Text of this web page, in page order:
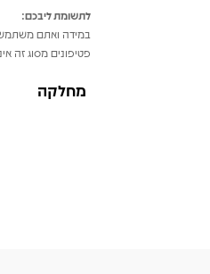
לתשומת ליבכם:
במידה ואתם
פטיפונים מסוג זה
מחלקה